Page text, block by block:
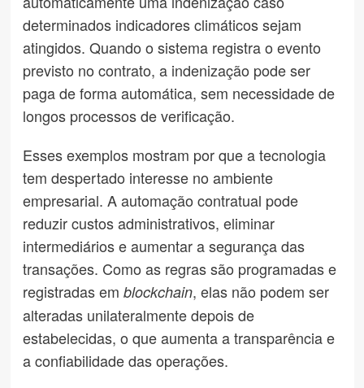
determinados indicadores climáticos sejam
atingidos. Quando o sistema registra o evento
previsto no contrato, a indenização pode ser
paga de forma automática, sem necessidade de
longos processos de verificação.
Esses exemplos mostram por que a tecnologia
tem despertado interesse no ambiente
empresarial. A automação contratual pode
reduzir custos administrativos, eliminar
intermediários e aumentar a segurança das
transações. Como as regras são programadas e
registradas em blockchain, elas não podem ser
alteradas unilateralmente depois de
estabelecidas, o que aumenta a transparência e
a confiabilidade das operações.